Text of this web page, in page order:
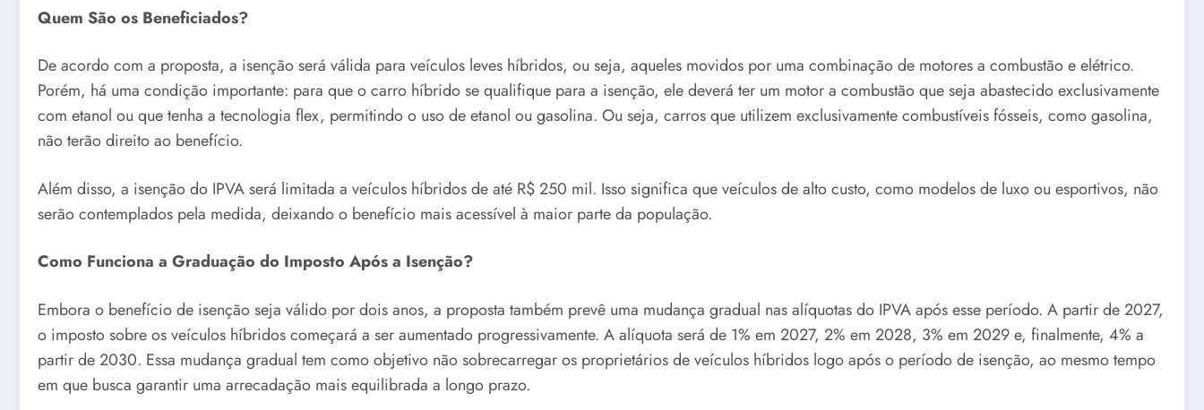
Quem São os Beneficiados?
De acordo com a proposta, a isenção será válida para veículos leves híbridos, ou seja, aqueles movidos por uma combinação de motores a combustão e elétrico.
Porém, há uma condição importante: para que o carro híbrido se qualifique para a isenção, ele deverá ter um motor a combustão que seja abastecido exclusivamente
com etanol ou que tenha a tecnologia flex, permitindo o uso de etanol ou gasolina. Ou seja, carros que utilizem exclusivamente combustíveis fósseis, como gasolina,
não terão direito ao benefício.
Além disso, a isenção do IPVA será limitada a veículos híbridos de até R$ 250 mil. Isso significa que veículos de alto custo, como modelos de luxo ou esportivos, não
serão contemplados pela medida, deixando o benefício mais acessível à maior parte da população.
Como Funciona a Graduação do Imposto Após a Isenção?
Embora o benefício de isenção seja válido por dois anos, a proposta também prevê uma mudança gradual nas alíquotas do IPVA após esse período. A partir de 2027,
o imposto sobre os veículos híbridos começará a ser aumentado progressivamente. A alíquota será de 1% em 2027, 2% em 2028, 3% em 2029 e, finalmente, 4% a
partir de 2030. Essa mudança gradual tem como objetivo não sobrecarregar os proprietários de veículos híbridos logo após o período de isenção, ao mesmo tempo
em que busca garantir uma arrecadação mais equilibrada a longo prazo.